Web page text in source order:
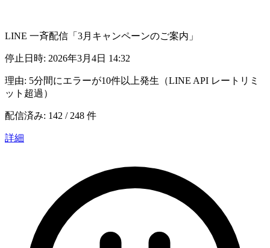
LINE 一斉配信「3月キャンペーンのご案内」
停止日時: 2026年3月4日 14:32
理由: 5分間にエラーが10件以上発生（LINE API レートリミ
ット超過）
配信済み: 142 / 248 件
詳細